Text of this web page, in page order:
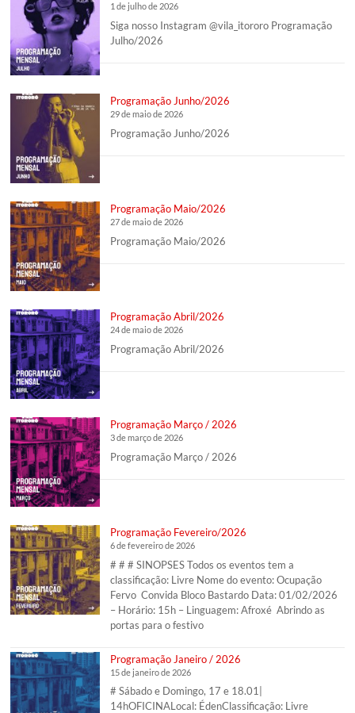
1 de julho de 2026
Siga nosso Instagram @vila_itororo Programação
Julho/2026
Programação Junho/2026
29 de maio de 2026
Programação Junho/2026
Programação Maio/2026
27 de maio de 2026
Programação Maio/2026
Programação Abril/2026
24 de maio de 2026
Programação Abril/2026
Programação Março / 2026
3 de março de 2026
Programação Março / 2026
Programação Fevereiro/2026
6 de fevereiro de 2026
# # # SINOPSES Todos os eventos tem a
classificação: Livre Nome do evento: Ocupação
Fervo Convida Bloco Bastardo Data: 01/02/2026
– Horário: 15h – Linguagem: Afroxé Abrindo as
portas para o festivo
Programação Janeiro / 2026
15 de janeiro de 2026
# Sábado e Domingo, 17 e 18.01|
14hOFICINALocal: ÉdenClassificação: Livre